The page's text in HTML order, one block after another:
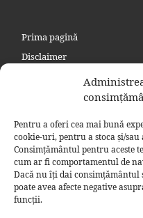
Pentru a oferi cea mai bună
cookie-uri, pentru a stoca și/
Consimțământul pentru aceste
cum ar fi comportamentul de
Dacă nu îți dai
poate avea afecte negative
funcții.
Prima pagină
Disclaimer
Politica de confidențialitate
Politica privind cookie
Politică cookie-uri (UE)
Politică cookie-uri (Regatul